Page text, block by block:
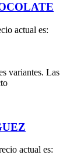
actual es:
variantes. Las
actual es: